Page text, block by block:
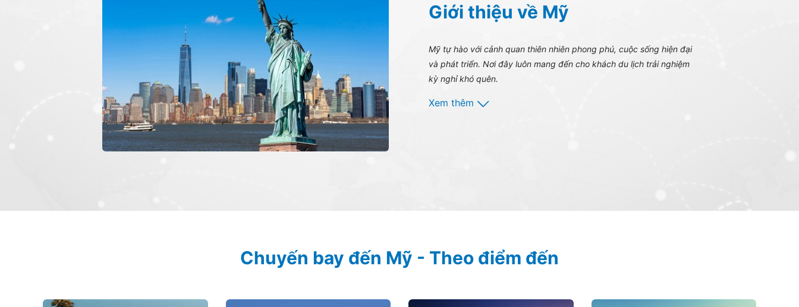
Giới thiệu về Mỹ
Mỹ tự hào với cảnh quan thiên nhiên phong phú, cuộc sống hiện đại
và phát triển. Nơi đây luôn mang đến cho khách du lịch trải nghiệm
kỳ nghỉ khó quên.
Xem thêm
Chuyến bay đến Mỹ - Theo điểm đến